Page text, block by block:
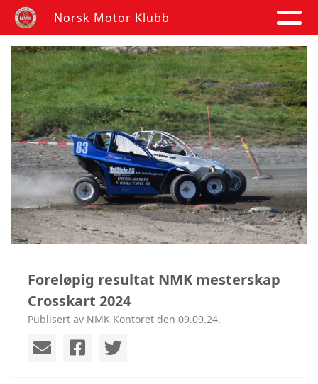
Norsk Motor Klubb
Foreløpig resultat NMK mesterskap
Crosskart 2024
Publisert av NMK Kontoret den 09.09.24.